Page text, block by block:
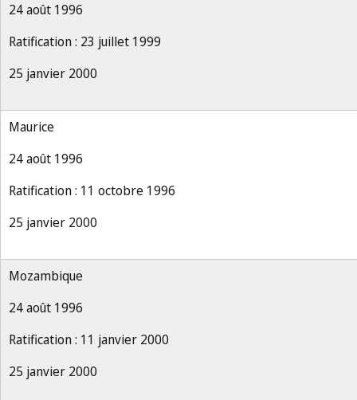
24 août 1996
Ratification : 23 juillet 1999
25 janvier 2000
Maurice
24 août 1996
Ratification : 11 octobre 1996
25 janvier 2000
Mozambique
24 août 1996
Ratification : 11 janvier 2000
25 janvier 2000